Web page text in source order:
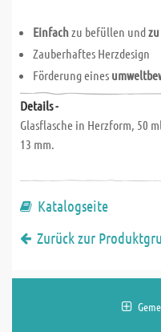
Einfachzu befüllen und
Zauberhaftes Herzdesign
Förderung eines
Details -
Glasflasche in Herzform, 50
13 mm.
Katalogseite
Zurück zur